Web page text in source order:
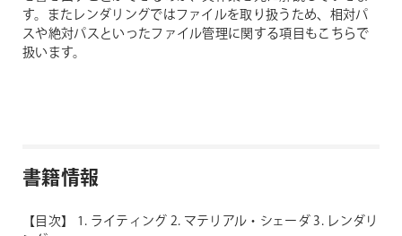
す。またレンダリングではファイルを取り扱うため、相対パ
スや絶対パスといったファイル管理に関する項目もこちらで
扱います。
書籍情報
【目次】 1. ライティング 2. マテリアル・シェーダ3. レンダリ